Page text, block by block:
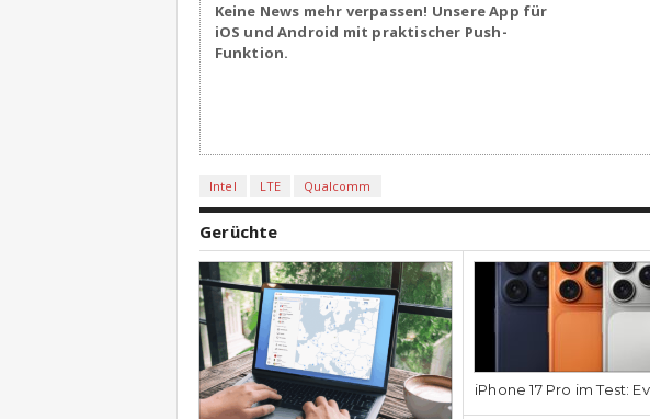
Keine News mehr verpassen! Unsere App für
iOS und Android mit praktischer Push-
Funktion.
Intel LTE Qualcomm
Gerüchte
iPhone 17 Pro im Test: